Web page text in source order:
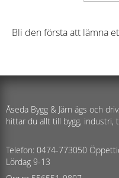
Bli den första att lämna
Åseda Bygg & Järn ägs och
hittar du allt till bygg, industri,
Telefon: 0474-773050
Lördag 9-13